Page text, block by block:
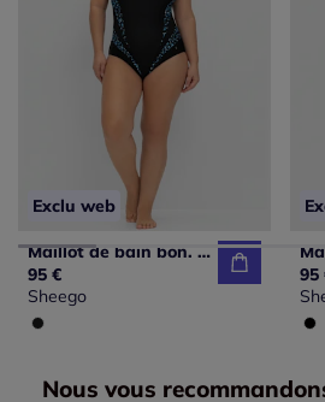
Exclu web
Maillot de bain bon. b, c, d, e, f
95 €
Sheego
95
Nous vous